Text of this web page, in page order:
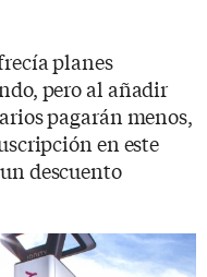
planes
pero al añadir
pagarán menos,
en este
descuento